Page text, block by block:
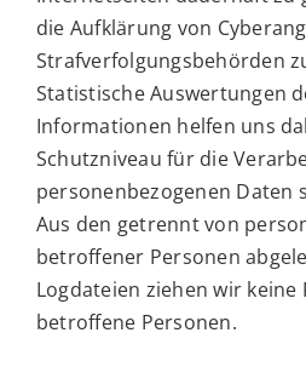
die Aufklärung von
Strafverfolgungsbehörden
Statistische Auswertungen
Informationen helfen uns
Schutzniveau für die
personenbezogenen Daten
Aus den getrennt von
betroffener Personen
Logdateien ziehen wir keine
betroffene Personen.